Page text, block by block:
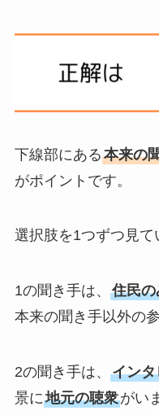
下線部にある本来の
がポイントです。
選択肢を1つずつ見て
1の聞き手は、 住民の
本来の聞き手以外の
2の聞き手は、 イン
景に地元の聴衆がい